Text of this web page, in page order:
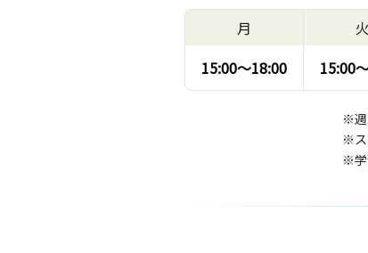
月
15:00〜18:00
火
15:00
※週
※ス
※学